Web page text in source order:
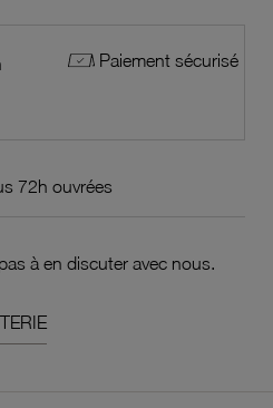
Paiement sécurisé
72h ouvrées
à en discuter avec nous.